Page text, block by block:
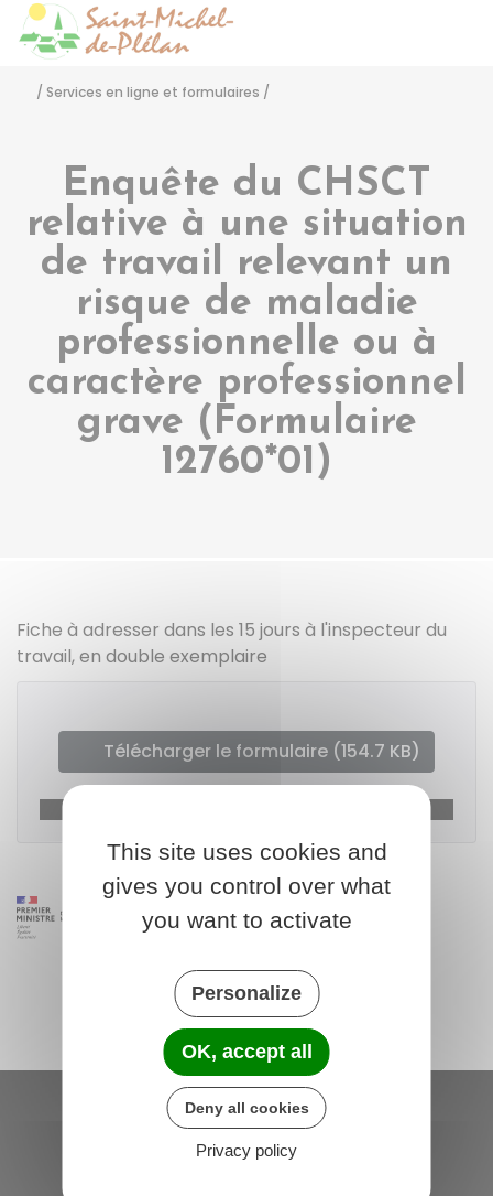
/ Services en ligne et formulaires /
Enquête du CHSCT
relative à une situation
de travail relevant un
risque de maladie
professionnelle ou à
caractère professionnel
grave (Formulaire
12760*01)
Fiche à adresser dans les 15 jours à l'inspecteur du
travail, en double exemplaire
Télécharger le formulaire (154.7 KB)
Saint-Michel-de-Plélan
This site uses cookies and
gives you control over what
you want to activate
Personalize
OK, accept all
Deny all cookies
Privacy policy